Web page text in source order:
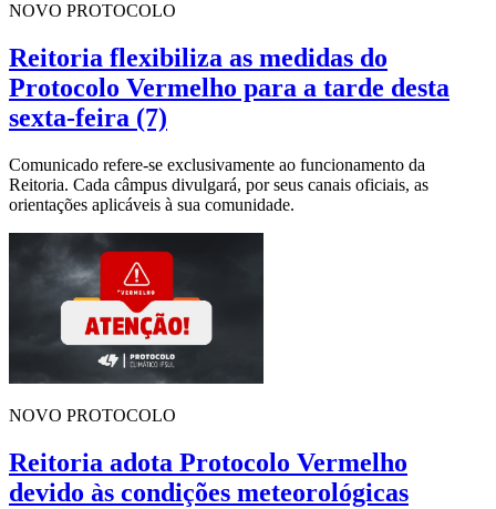
NOVO PROTOCOLO
Reitoria flexibiliza as medidas do
Protocolo Vermelho para a tarde desta
sexta-feira (7)
Comunicado refere-se exclusivamente ao funcionamento da
Reitoria. Cada câmpus divulgará, por seus canais oficiais, as
orientações aplicáveis à sua comunidade.
NOVO PROTOCOLO
Reitoria adota Protocolo Vermelho
devido às condições meteorológicas